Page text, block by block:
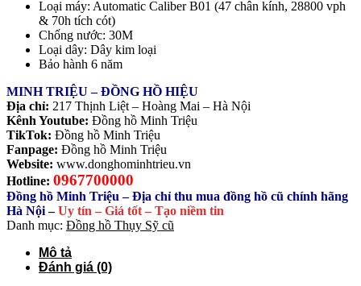
Loại máy: Automatic Caliber B01 (47 chân kính, 28800 vph
& 70h tích cót)
Chống nước: 30M
Loại dây: Dây kim loại
Bảo hành 6 năm
MINH TRIỆU – ĐỒNG HỒ HIỆU
Địa chỉ: 217 Thịnh Liệt – Hoàng Mai – Hà Nội
Kênh Youtube: Đồng hồ Minh Triệu
TikTok: Đồng hồ Minh Triệu
Fanpage: Đồng hồ Minh Triệu
Website: www.donghominhtrieu.vn
Hotline: 0967700000
Đồng hồ Minh Triệu – Địa chỉ thu mua đồng hồ cũ chính hãng
Hà Nội–Uy tín – Giá tốt – Tạo niềm tin
Danh mục: Đồng hồ Thụy Sỹ cũ
Mô tả
Đánh giá (0)